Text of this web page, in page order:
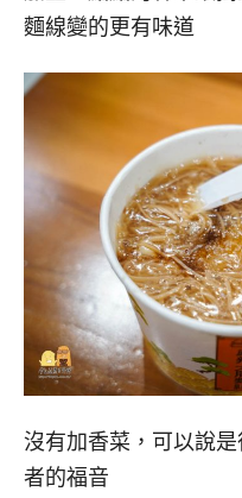
麵線變的更有味道
沒有加香菜，可以說
者的福音